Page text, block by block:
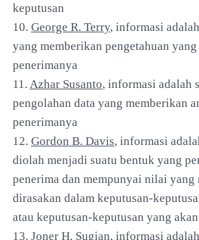
keputusan
10. George R. Terry, informasi
yang memberikan pengetahuan
penerimanya
11. Azhar Susanto, informasi adalah
pengolahan data yang memberikan
penerimanya
12. Gordon B. Davis, informasi
diolah menjadi suatu bentuk yang
penerima dan mempunyai nilai yang
dirasakan dalam keputusan-
atau keputusan-keputusan yang
13. Joner H. Sugian, informasi